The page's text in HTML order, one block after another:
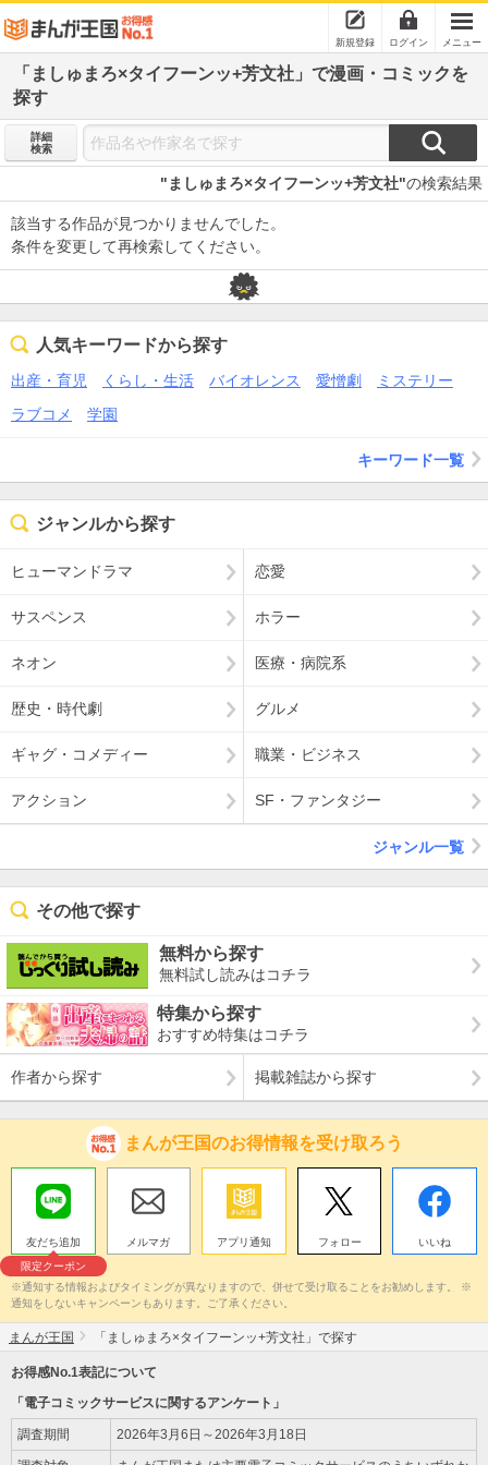
新規登録 ログイン メニュー
「ましゅまろ×タイフーンッ+芳文社」で漫画・コミックを
探す
詳細
検索
"ましゅまろ×タイフーンッ+芳文社"の検索結果
該当する作品が見つかりませんでした。
条件を変更して再検索してください。
人気キーワードから探す
出産・育児 くらし・生活 バイオレンス 愛憎劇
ミステリー
ラブコメ
学園
キーワード一覧
ジャンルから探す
ヒューマンドラマ 恋愛
サスペンス ホラー
ネオン 医療・病院系
歴史・時代劇 グルメ
ギャグ・コメディー 職業・ビジネス
アクション SF・ファンタジー
ジャンル一覧
その他で探す
無料から探す
無料試し読みはコチラ
特集から探す
おすすめ特集はコチラ
作者から探す 掲載雑誌から探す
まんが王国のお得情報を受け取ろう
友だち追加
限定クーポン
メルマガ アプリ通知 フォロー いいね
※通知する情報およびタイミングが異なりますので、併せて受け取ることをお勧めします。 ※
通知をしないキャンペーンもあります。ご了承ください。
まんが王国 「ましゅまろ×タイフーンッ+芳文社」で探す
お得感No.1表記について
「電子コミックサービスに関するアンケート」
調査期間 2026年3月6日～2026年3月18日